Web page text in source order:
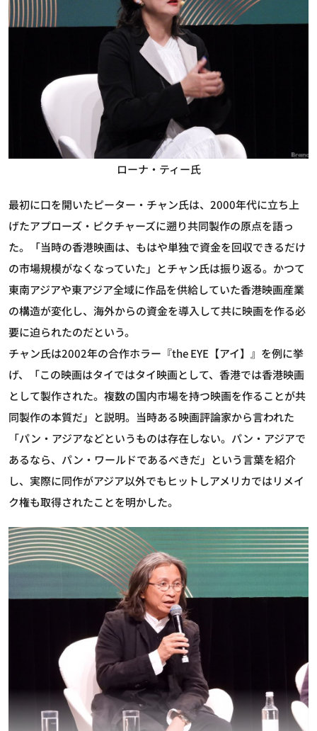
ローナ・ティー氏
最初に口を開いたピーター・チャン氏は、2000年代に立ち上
げたアプローズ・ピクチャーズに遡り共同製作の原点を語っ
た。「当時の香港映画は、もはや単独で資金を回収できるだけ
の市場規模がなくなっていた」とチャン氏は振り返る。かつて
東南アジアや東アジア全域に作品を供給していた香港映画産業
の構造が変化し、海外からの資金を導入して共に映画を作る必
要に迫られたのだという。
チャン氏は2002年の合作ホラー『the EYE【アイ】』を例に挙
げ、「この映画はタイではタイ映画として、香港では香港映画
として製作された。複数の国内市場を持つ映画を作ることが共
同製作の本質だ」と説明。当時ある映画評論家から言われた
「パン・アジアなどというものは存在しない。パン・アジアで
あるなら、パン・ワールドであるべきだ」という言葉を紹介
し、実際に同作がアジア以外でもヒットしアメリカではリメイ
ク権も取得されたことを明かした。